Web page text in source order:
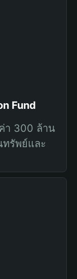
Fund
า 300 ล้าน
รัพย์และ